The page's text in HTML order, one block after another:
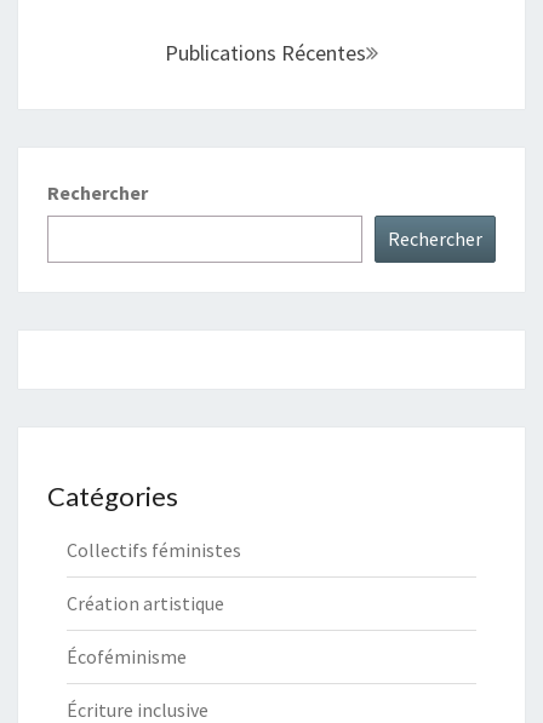
Publications Récentes
Rechercher
Rechercher
Catégories
Collectifs féministes
Création artistique
Écoféminisme
Écriture inclusive